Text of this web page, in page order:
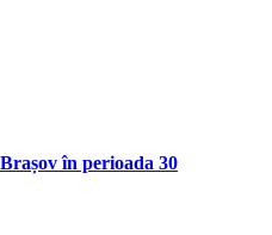
în perioada 30